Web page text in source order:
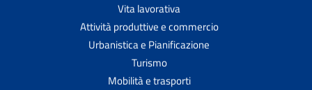
Vita lavorativa
Attività produttive e commercio
Urbanistica e Pianificazione
Turismo
Mobilità e trasporti